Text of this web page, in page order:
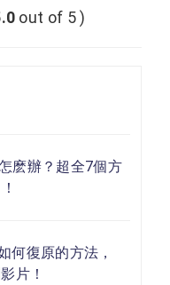
out of 5 )
麽辦？超全7個方
何復原的方法，
片！